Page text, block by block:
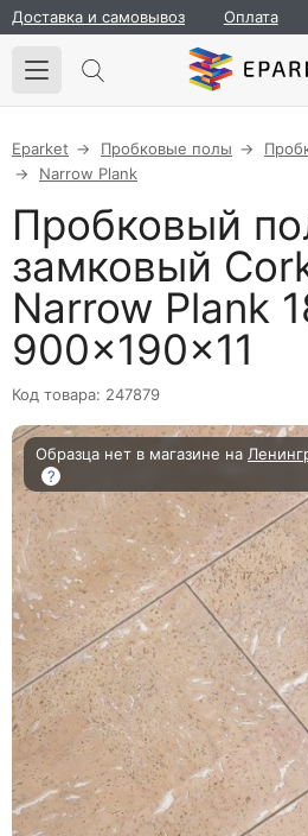
Доставка и самовывоз Оплата
Eparket Пробковые полы
Narrow Plank
Пробковый
замковый
Narrow Plank
900×190×11
Код товара: 247879
Образца нет в магазине на
?